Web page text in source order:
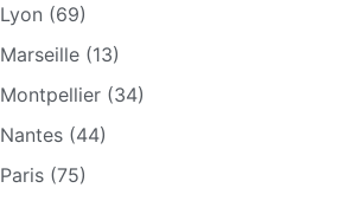
Lyon (69)
Marseille (13)
Montpellier (34)
Nantes (44)
Paris (75)